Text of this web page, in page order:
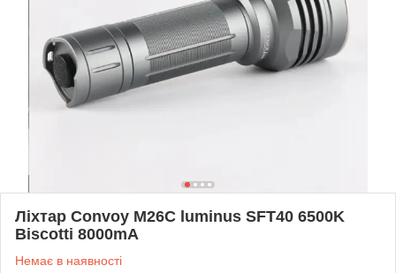
Ліхтар Convoy M26C luminus SFT40 6500K
Biscotti 8000mА
Немає в наявності